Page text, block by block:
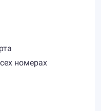
номерах